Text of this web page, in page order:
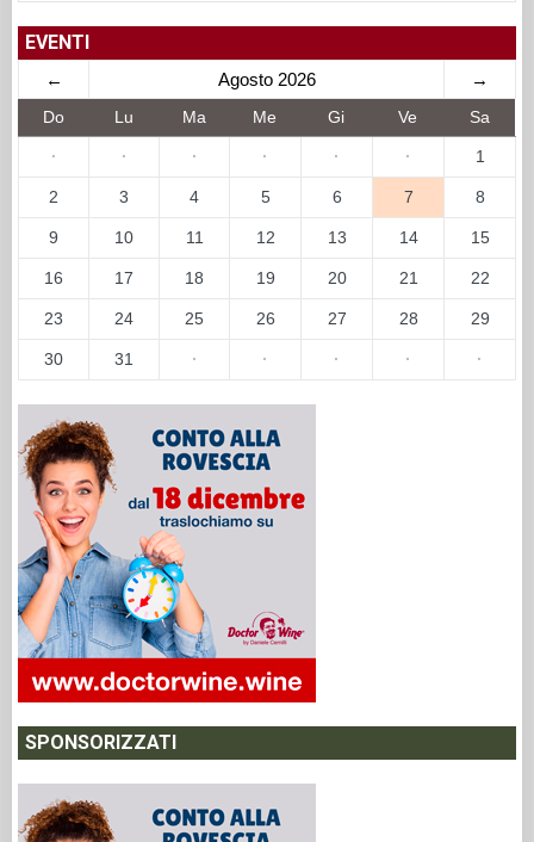
EVENTI
← Agosto 2026 →
Do Lu Ma Me Gi Ve Sa
· · · · · · 1
2 3 4 5 6 7 8
9 10 11 12 13 14 15
16 17 18 19 20 21 22
23 24 25 26 27 28 29
30 31 · · · · ·
SPONSORIZZATI